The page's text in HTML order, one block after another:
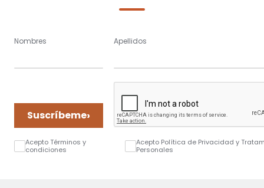
Nombres Apellidos
Suscríbeme›
Acepto Términos y
condiciones
Acepto Política de Privacidad y
Personales